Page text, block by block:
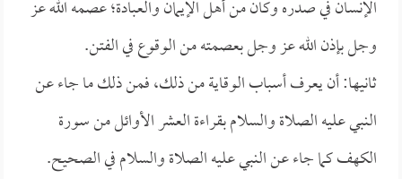
الإنسان في صدره وكان من أهل الإيمان والعبادة؛ عصمه الله عز
وجل بإذن الله عز وجل بعصمته من الوقوع في الفتن.
ثانيها: أن يعرف أسباب الوقاية من ذلك، فمن ذلك ما جاء عن
النبي عليه الصلاة والسلام بقراءة العشر الأوائل من سورة
الكهف كما جاء عن النبي عليه الصلاة والسلام في الصحيح.